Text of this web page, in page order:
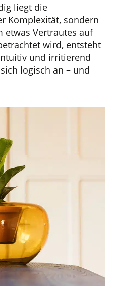
liegt die
Komplexität, sondern
etwas Vertrautes auf
wird, entsteht
und irritierend
logisch an – und